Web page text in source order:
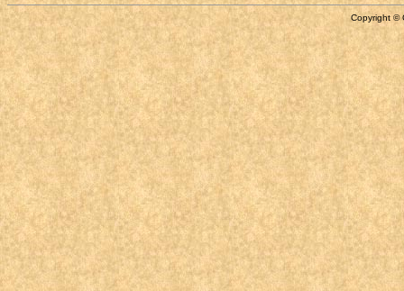
Copyright ©